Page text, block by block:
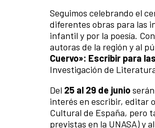
Seguimos celebrando el
diferentes obras para las
infantil y por la poesía.
autoras de la región y al
Cuervo»: Escribir para
Investigación de
Del 25 al 29 de junio
interés en escribir, editar
Cultural de España, pero
previstas en la UNASA) y